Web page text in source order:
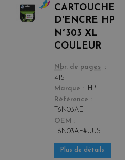
CARTOUCHE
D'ENCRE HP
N°303 XL
COULEUR
color
Nbr. de pages
415
Marque
HP
Référence
T6N03AE
OEM
T6N03AE#UUS
Plus de détails